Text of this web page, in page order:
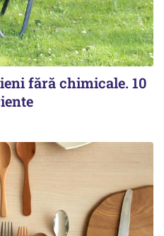
fără chimicale. 10